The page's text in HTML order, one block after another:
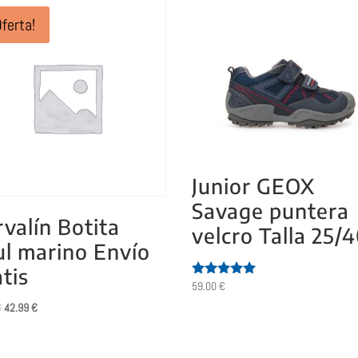
Botita
marino Envío
El
42.99€El
Junior GEOX
Savage puntera
velcro Talla 25/
Valorado
59.00€